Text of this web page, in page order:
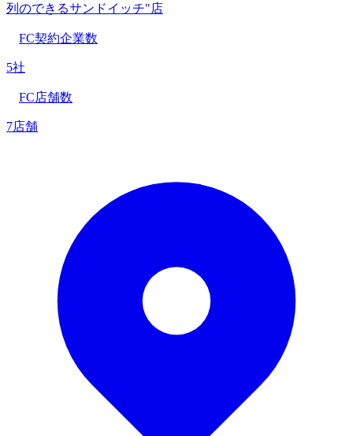
列のできるサンドイッチ"店
FC契約企業数
5社
FC店舗数
7店舗